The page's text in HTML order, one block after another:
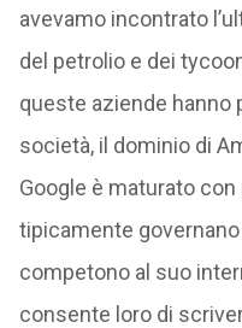
avevamo incontrato
del petrolio e dei
queste aziende hanno
società, il dominio di
Google è maturato
tipicamente
competono al suo
consente loro di